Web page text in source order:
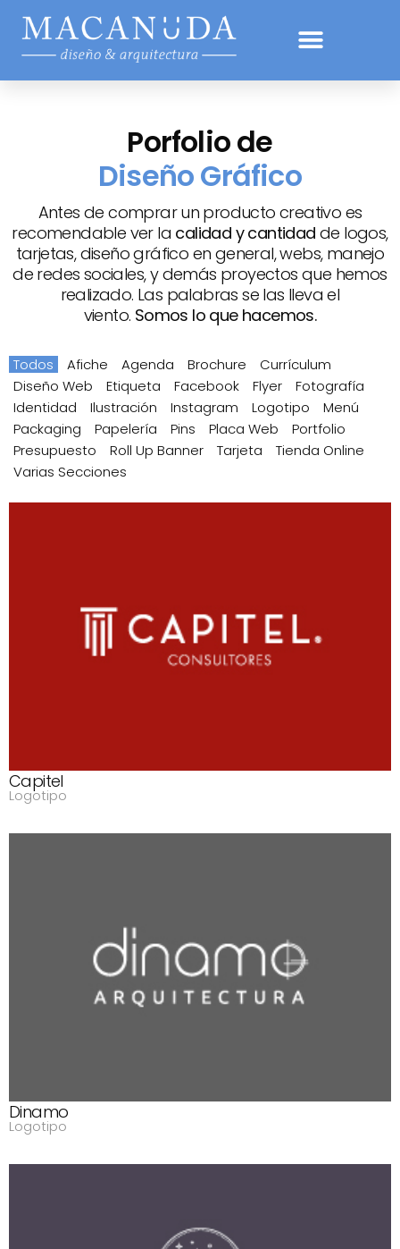
Porfolio de
Diseño Gráfico
Antes de comprar un producto creativo es
recomendable ver la calidad y cantidad de logos,
tarjetas, diseño gráfico en general, webs, manejo
de redes sociales, y demás proyectos que hemos
realizado. Las palabras se las lleva el
viento. Somos lo que hacemos.
Todos Afiche Agenda Brochure
Currículum
Diseño Web
Etiqueta Facebook Flyer
Fotografía
Identidad
Ilustración Instagram Logotipo
Menú
Packaging
Papelería Pins Placa Web
Portfolio
Presupuesto
Roll Up Banner Tarjeta
Tienda Online
Varias Secciones
Capitel
Logotipo
Dinamo
Logotipo